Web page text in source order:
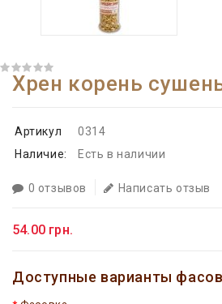
Хрен корень
Артикул
0314
Наличие:
Есть в наличии
0 отзывов Написать отзыв
54.00 грн.
Доступные варианты